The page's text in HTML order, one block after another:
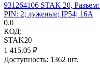
931264106 STAK 20,
PIN: 2; луженые; IP54; 16А
0.0
КОД:
STAK20
1 415.05 ₽
Доступность: 1362 шт.